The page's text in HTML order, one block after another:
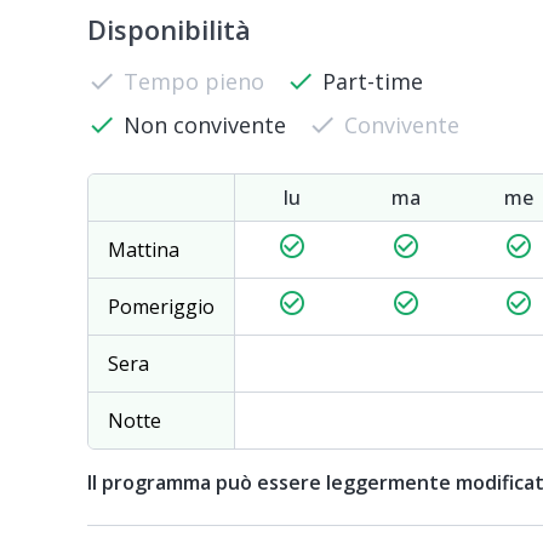
Disponibilità
check Tempo pieno check Part-time
check Non convivente check Convivente
lu ma me
Mattina
check_circle_outline check_circle_outline check_circle_outline
Pomeriggio check_circle_outline check_circle_outline check_circle_outline
Sera
Notte
Il programma può essere leggermente